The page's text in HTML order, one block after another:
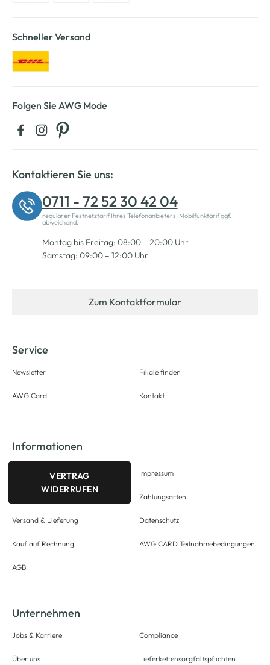
Schneller Versand
Folgen Sie AWG Mode
Kontaktieren Sie uns:
0711 - 72 52 30 42 04
regulärer Festnetztarif Ihres Telefonanbieters, Mobilfunktarif ggf.
abweichend.
Montag bis Freitag: 08:00 – 20:00 Uhr
Samstag: 09:00 – 12:00 Uhr
Zum Kontaktformular
Service
Newsletter
AWG Card
Filiale finden
Kontakt
Informationen
VERTRAG
WIDERRUFEN
Versand & Lieferung
Kauf auf Rechnung
AGB
Impressum
Zahlungsarten
Datenschutz
AWG CARD Teilnahmebedingungen
Unternehmen
Jobs & Karriere
Über uns
Compliance
Lieferkettensorgfaltspflichten